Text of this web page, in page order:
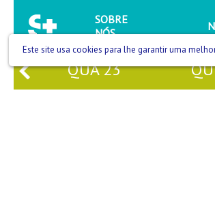
SOBRE
NÓS
QUA23
Este site usa cookies para lhe garantir uma